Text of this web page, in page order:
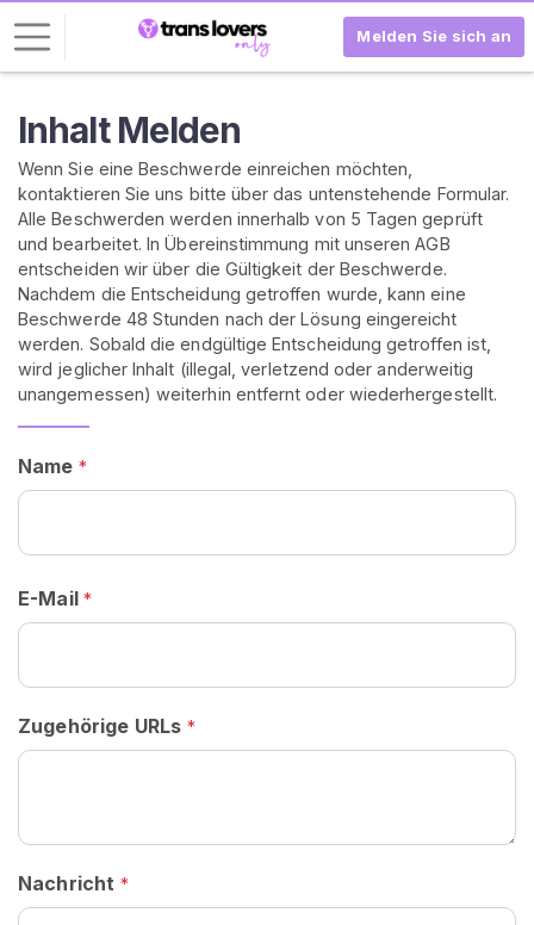
Melden Sie sich an
Inhalt Melden
Wenn Sie eine Beschwerde einreichen möchten,
kontaktieren Sie uns bitte über das untenstehende Formular.
Alle Beschwerden werden innerhalb von 5 Tagen geprüft
und bearbeitet. In Übereinstimmung mit unseren AGB
entscheiden wir über die Gültigkeit der Beschwerde.
Nachdem die Entscheidung getroffen wurde, kann eine
Beschwerde 48 Stunden nach der Lösung eingereicht
werden. Sobald die endgültige Entscheidung getroffen ist,
wird jeglicher Inhalt (illegal, verletzend oder anderweitig
unangemessen) weiterhin entfernt oder wiederhergestellt.
Name *
E-Mail*
Zugehörige URLs *
Nachricht *
o
g
-
I
n
R
E
G
I
S
I
R
N
I
E
S
C
K
O
S
L
S
>